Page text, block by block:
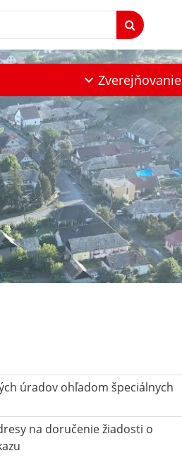
Zverejňovanie
úradov ohľadom špeciálnych
na doručenie žiadosti o